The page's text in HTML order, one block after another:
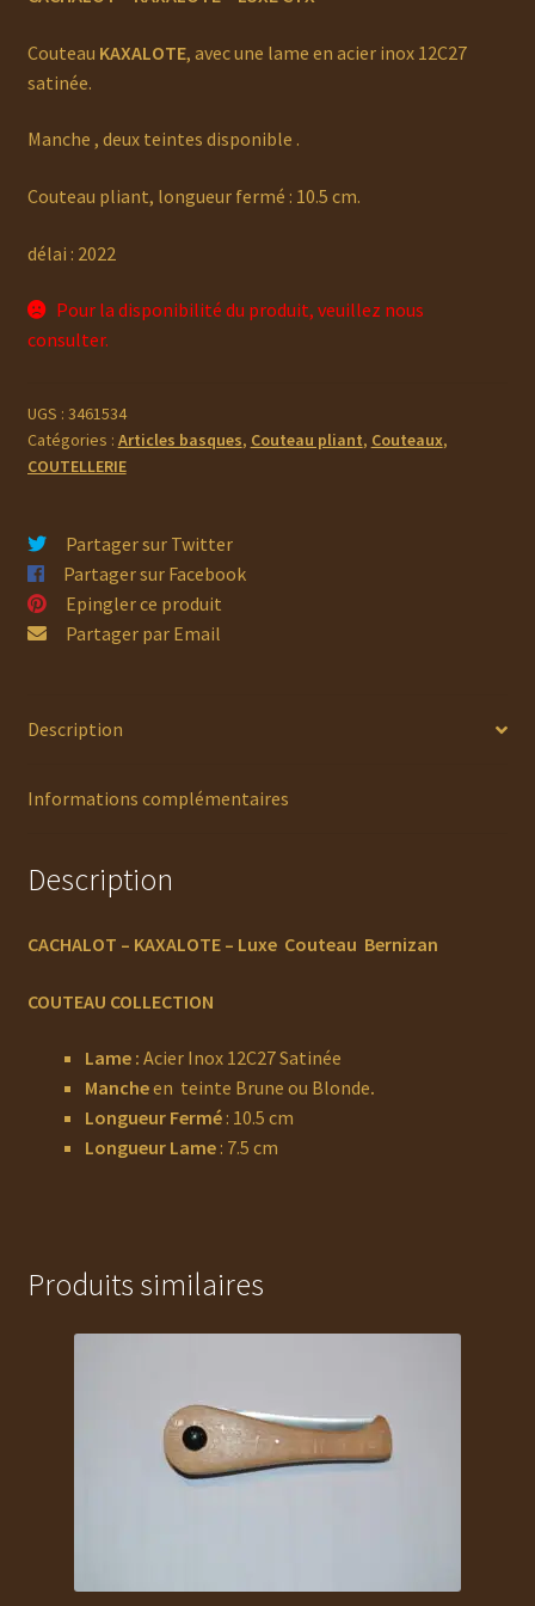
Couteau KAXALOTE, avec une lame en acier inox 12C27
satinée.
Manche , deux teintes disponible .
Couteau pliant, longueur fermé : 10.5 cm.
délai : 2022
Pour la disponibilité du produit, veuillez nous
consulter.
UGS : 3461534
Catégories : Articles basques, Couteau pliant, Couteaux,
COUTELLERIE
Partager sur Twitter
Partager sur Facebook
Epingler ce produit
Partager par Email
Description
Informations complémentaires
Description
CACHALOT – KAXALOTE – Luxe Couteau Bernizan
COUTEAU COLLECTION
Lame : Acier Inox 12C27 Satinée
Mancheen teinte Brune ou Blonde.
Longueur Fermé: 10.5 cm
Longueur Lame : 7.5 cm
Produits similaires